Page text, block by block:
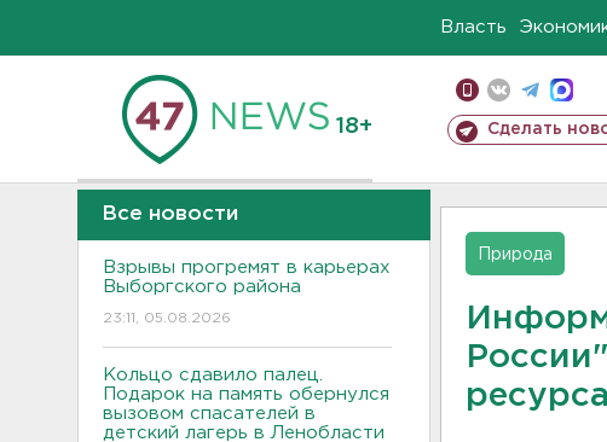
Власть
18+ Сделать
Все новости
Взрывы прогремят в карьерах
Выборгского района
23:11, 05.08.2026
Кольцо сдавило палец.
Подарок на память обернулся
вызовом спасателей в
детский лагерь в Ленобласти
Природа